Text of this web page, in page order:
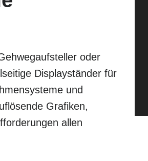
oder
Displayständer für
und
Grafiken,
allen